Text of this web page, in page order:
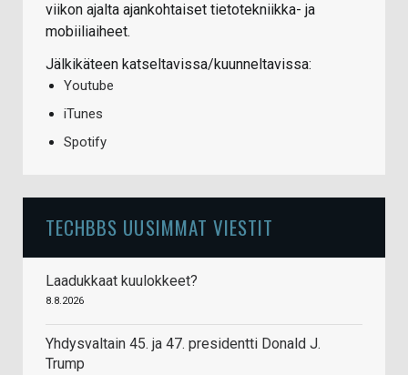
viikon ajalta ajankohtaiset tietotekniikka- ja
mobiiliaiheet.
Jälkikäteen katseltavissa/kuunneltavissa:
Youtube
iTunes
Spotify
TECHBBS UUSIMMAT VIESTIT
Laadukkaat kuulokkeet?
8.8.2026
Yhdysvaltain 45. ja 47. presidentti Donald J.
Trump